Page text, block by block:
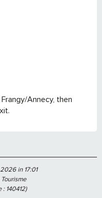
Annecy, then
in 17:01
: 140412)